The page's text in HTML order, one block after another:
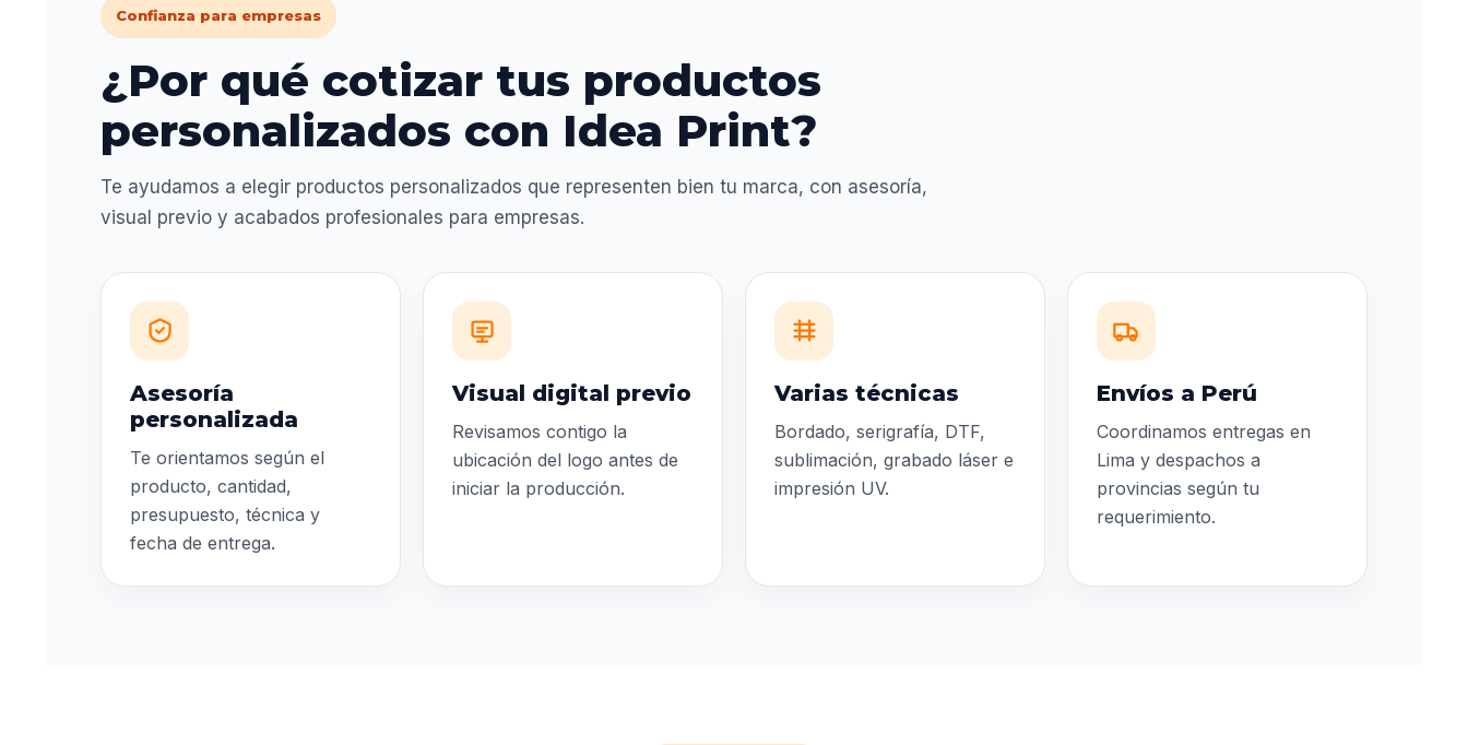
Confianza para empresas
¿Por qué cotizar tus productos
personalizados con Idea Print?
Te ayudamos a elegir productos personalizados que representen bien tu marca, con asesoría,
visual previo y acabados profesionales para empresas.
Asesoría
personalizada
Te orientamos según el
producto, cantidad,
presupuesto, técnica y
fecha de entrega.
Visual digital previo
Revisamos contigo la
ubicación del logo antes de
iniciar la producción.
Varias técnicas
Bordado, serigrafía, DTF,
sublimación, grabado láser e
impresión UV.
Envíos a Perú
Coordinamos entregas en
Lima y despachos a
provincias según tu
requerimiento.